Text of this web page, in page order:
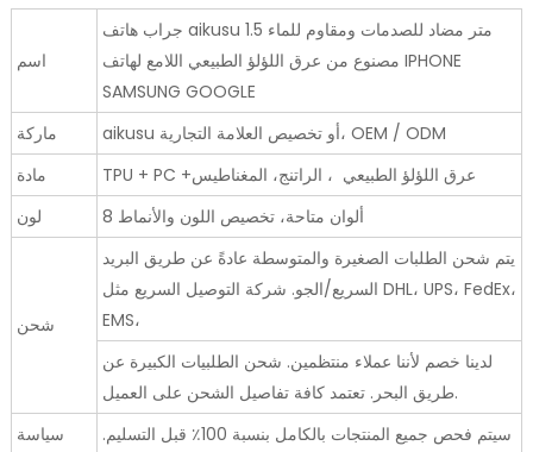
اسم
جراب هاتف aikusu 1.5 متر مضاد للصدمات ومقاوم للماء
مصنوع من عرق اللؤلؤ الطبيعي اللامع لهاتف IPHONE
SAMSUNG GOOGLE
ماركة
aikusu أو تخصيص العلامة التجارية، OEM / ODM
مادة
TPU + PC +عرق اللؤلؤ الطبيعي ، الراتنج، المغناطيس
لون
8 ألوان متاحة، تخصيص اللون والأنماط
شحن
يتم شحن الطلبات الصغيرة والمتوسطة عادةً عن طريق البريد
السريع/الجو. شركة التوصيل السريع مثل DHL، UPS، FedEx،
EMS،
لدينا خصم لأننا عملاء منتظمين. شحن الطلبيات الكبيرة عن
طريق البحر. تعتمد كافة تفاصيل الشحن على العميل.
سياسة
سيتم فحص جميع المنتجات بالكامل بنسبة 100٪ قبل التسليم.